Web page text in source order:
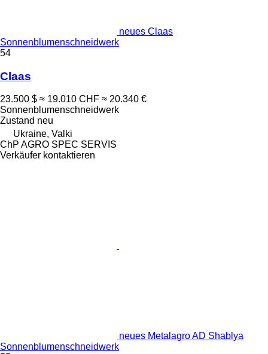
neues Claas
Sonnenblumenschneidwerk
54
Claas
23.500 $ ≈ 19.010 CHF ≈ 20.340 €
Sonnenblumenschneidwerk
Zustand neu
Ukraine, Valki
ChP AGRO SPEC SERVIS
Verkäufer kontaktieren
neues Metalagro AD Shablya
Sonnenblumenschneidwerk